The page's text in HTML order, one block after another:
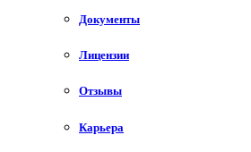
Документы
Лицензии
Отзывы
Карьера